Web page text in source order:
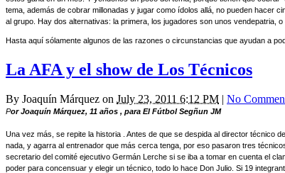
tema, además de cobrar millonadas y jugar como ídolos allá, no pueden hacer
al grupo. Hay dos alternativas: la primera, los jugadores son unos vendepatria,
Hasta aquí sólamente algunos de las razones o circunstancias que ayudan a
La AFA y el show de Los Técnicos
By Joaquín Márquez on July 23, 2011 6:12 PM No
Por Joaquín Márquez, 11 años , para El Fútbol Segñun JM
Una vez más, se repite la historia . Antes de que se despida al director técnico
nada, y agarra al entrenador que más cerca tenga, por eso pasaron tres
secretario del comité ejecutivo Germán Lerche si se iba a tomar en cuenta el
poder para concensuar y elegir un técnico, todo lo hace Don Julio. Si 19